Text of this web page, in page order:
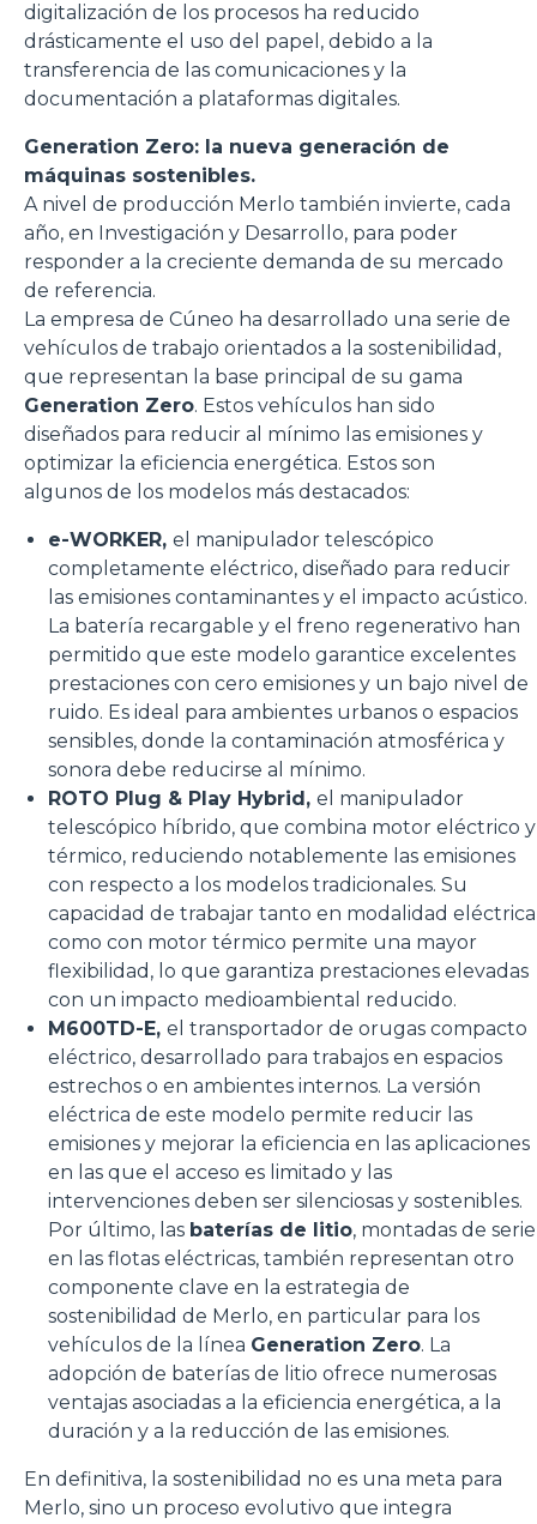
digitalización de los procesos ha reducido
drásticamente el uso del papel, debido a la
transferencia de las comunicaciones y la
documentación a plataformas digitales.
Generation Zero: la nueva generación de
máquinas sostenibles.
A nivel de producción Merlo también invierte, cada
año, en Investigación y Desarrollo, para poder
responder a la creciente demanda de su mercado
de referencia.
La empresa de Cúneo ha desarrollado una serie de
vehículos de trabajo orientados a la sostenibilidad,
que representan la base principal de su gama
Generation Zero. Estos vehículos han sido
diseñados para reducir al mínimo las emisiones y
optimizar la eficiencia energética. Estos son
algunos de los modelos más destacados:
e-WORKER, el manipulador telescópico
completamente eléctrico, diseñado para reducir
las emisiones contaminantes y el impacto acústico.
La batería recargable y el freno regenerativo han
permitido que este modelo garantice excelentes
prestaciones con cero emisiones y un bajo nivel de
ruido. Es ideal para ambientes urbanos o espacios
sensibles, donde la contaminación atmosférica y
sonora debe reducirse al mínimo.
ROTO Plug & Play Hybrid, el manipulador
telescópico híbrido, que combina motor eléctrico y
térmico, reduciendo notablemente las emisiones
con respecto a los modelos tradicionales. Su
capacidad de trabajar tanto en modalidad eléctrica
como con motor térmico permite una mayor
flexibilidad, lo que garantiza prestaciones elevadas
con un impacto medioambiental reducido.
M600TD-E, el transportador de orugas compacto
eléctrico, desarrollado para trabajos en espacios
estrechos o en ambientes internos. La versión
eléctrica de este modelo permite reducir las
emisiones y mejorar la eficiencia en las aplicaciones
en las que el acceso es limitado y las
intervenciones deben ser silenciosas y sostenibles.
Por último, las baterías de litio, montadas de serie
en las flotas eléctricas, también representan otro
componente clave en la estrategia de
sostenibilidad de Merlo, en particular para los
vehículos de la línea Generation Zero. La
adopción de baterías de litio ofrece numerosas
ventajas asociadas a la eficiencia energética, a la
duración y a la reducción de las emisiones.
En definitiva, la sostenibilidad no es una meta para
Merlo, sino un proceso evolutivo que integra